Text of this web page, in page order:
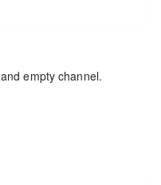
empty channel.